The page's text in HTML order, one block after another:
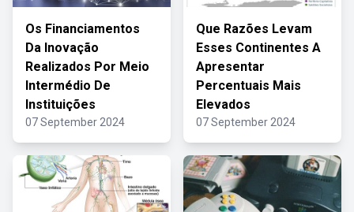
Os Financiamentos
Da Inovação
Realizados Por Meio
Intermédio De
Instituições
07 September 2024
Que Razões Levam
Esses Continentes A
Apresentar
Percentuais Mais
Elevados
07 September 2024